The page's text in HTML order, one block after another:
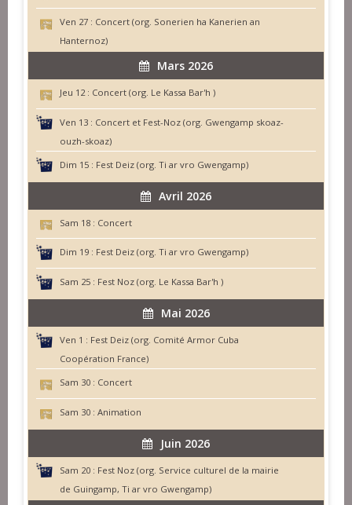
Ven 27 : Concert (org. Sonerien ha Kanerien an
Hanternoz)
Mars 2026
Jeu 12 : Concert (org. Le Kassa Bar'h )
Ven 13 : Concert et Fest-Noz (org. Gwengamp skoaz-
ouzh-skoaz)
Dim 15 : Fest Deiz (org. Ti ar vro Gwengamp)
Avril 2026
Sam 18 : Concert
Dim 19 : Fest Deiz (org. Ti ar vro Gwengamp)
Sam 25 : Fest Noz (org. Le Kassa Bar'h )
Mai 2026
Ven 1 : Fest Deiz (org. Comité Armor Cuba
Coopération France)
Sam 30 : Concert
Sam 30 : Animation
Juin 2026
Sam 20 : Fest Noz (org. Service culturel de la mairie
de Guingamp, Ti ar vro Gwengamp)